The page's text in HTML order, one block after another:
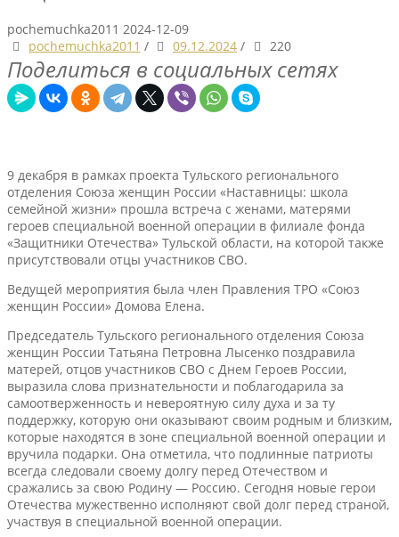
pochemuchka2011 2024-12-09
pochemuchka2011 / 09.12.2024 / 220
Поделиться в социальных сетях
9 декабря в рамках проекта Тульского регионального
отделения Союза женщин России «Наставницы: школа
семейной жизни» прошла встреча с женами, матерями
героев специальной военной операции в филиале фонда
«Защитники Отечества» Тульской области, на которой также
присутствовали отцы участников СВО.
Ведущей мероприятия была член Правления ТРО «Союз
женщин России» Домова Елена.
Председатель Тульского регионального отделения Союза
женщин России Татьяна Петровна Лысенко поздравила
матерей, отцов участников СВО с Днем Героев России,
выразила слова признательности и поблагодарила за
самоотверженность и невероятную силу духа и за ту
поддержку, которую они оказывают своим родным и близким,
которые находятся в зоне специальной военной операции и
вручила подарки. Она отметила, что подлинные патриоты
всегда следовали своему долгу перед Отечеством и
сражались за свою Родину — Россию. Сегодня новые герои
Отечества мужественно исполняют свой долг перед страной,
участвуя в специальной военной операции.